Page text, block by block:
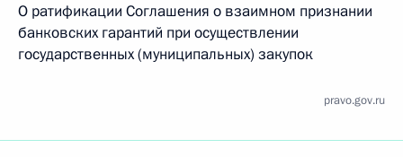
О ратификации Соглашения о взаимном признании
банковских гарантий при осуществлении
государственных (муниципальных) закупок
pravo.gov.ru